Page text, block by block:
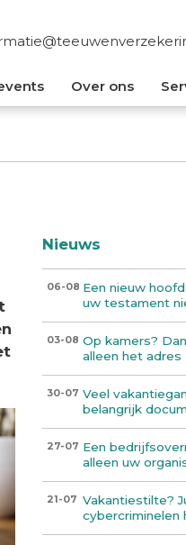
Over ons
Nieuws
06-08 Een nieuw
uw testament
03-08 Op kamers?
alleen het adres
30-07 Veel
belangrijk
27-07 Een
alleen uw
21-07 Vakantiestilte?
cybercriminelen